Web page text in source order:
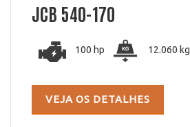
JCB 540-170
100 hp 12.060 kg
VEJA OS DETALHES